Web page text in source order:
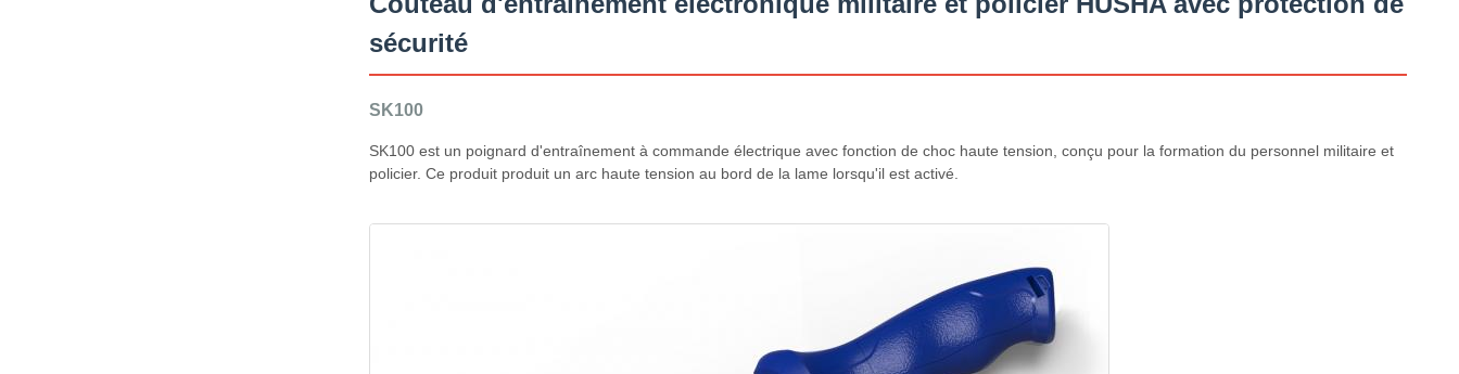
sécurité
SK100
SK100 est un poignard d'entraînement à commande électrique avec fonction de choc haute tension, conçu pour la formation du personnel militaire et
policier. Ce produit produit un arc haute tension au bord de la lame lorsqu'il est activé.